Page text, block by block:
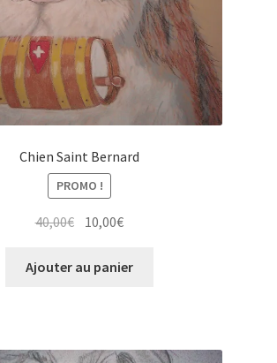
Chien Saint Bernard
PROMO !
40,00€ Le
initial
10,00€Le
actuel
Ajouter au panier